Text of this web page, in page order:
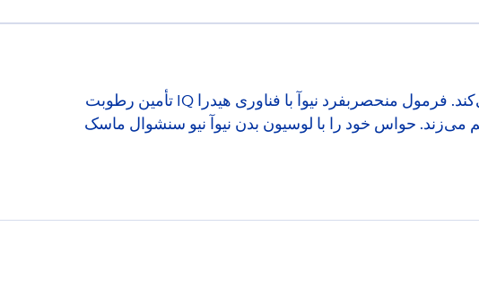
منحصربفرد نیوآ با فناوری هیدرا IQ تأمین رطوبت
نرم و منعطف را برای شما رقم می‌زند. حواس خود را با لوسیون بدن نیوآ نیو سنشوال ماسک